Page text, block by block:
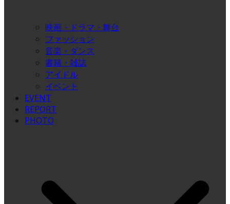
映画・ドラマ・舞台
ファッション
音楽・ダンス
書籍・雑誌
アイドル
イベント
EVENT
REPORT
PHOTO